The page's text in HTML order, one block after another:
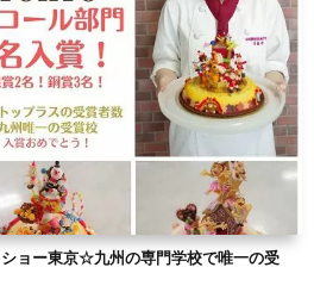
ョー東京☆九州の専門学校で唯一の受